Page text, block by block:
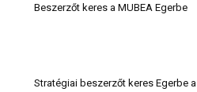
Beszerzőt keres a MUBEA Egerbe
Stratégiai beszerzőt keres Egerbe a